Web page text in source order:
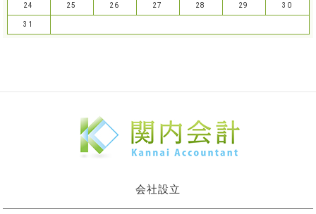
24 25 26 27 28 29 30
31
会社設立